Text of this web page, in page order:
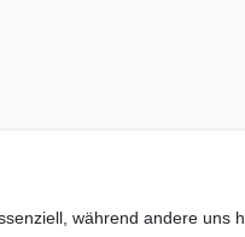
während andere uns